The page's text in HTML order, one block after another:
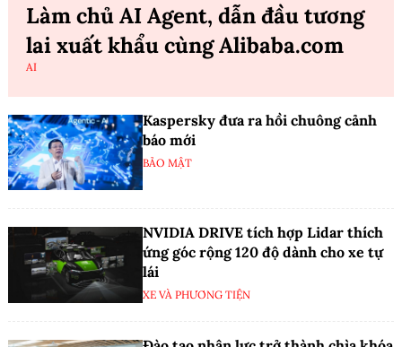
Làm chủ AI Agent, dẫn đầu tương
lai xuất khẩu cùng Alibaba.com
AI
Kaspersky đưa ra hồi chuông cảnh
báo mới
BẢO MẬT
NVIDIA DRIVE tích hợp Lidar thích
ứng góc rộng 120 độ dành cho xe tự
lái
XE VÀ PHƯƠNG TIỆN